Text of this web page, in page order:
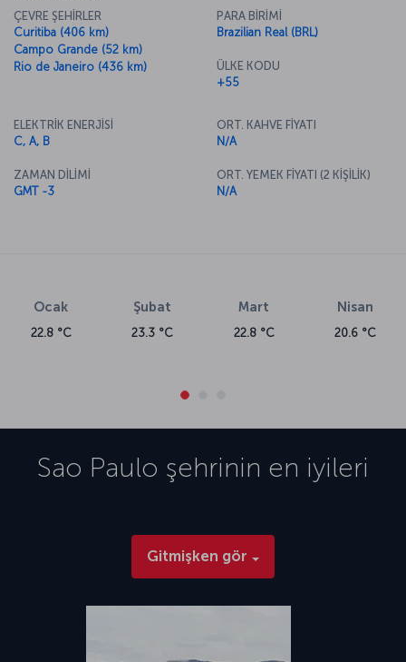
ÇEVRE ŞEHİRLER
Curitiba (406 km)
Campo Grande (52 km)
Rio de Janeiro (436 km)
PARA BİRİMİ
Brazilian Real (BRL)
ÜLKE KODU
+55
ELEKTRİK ENERJİSİ
C, A, B
ZAMAN DİLİMİ
GMT -3
ORT. KAHVE FİYATI
N/A
ORT. YEMEK FİYATI (2 KİŞİLİK)
N/A
Ocak
22.8 °C
Şubat
23.3 °C
Mart
22.8 °C
Nisan
20.6 °C
Sao Paulo şehrinin en iyileri
Gitmişken gör